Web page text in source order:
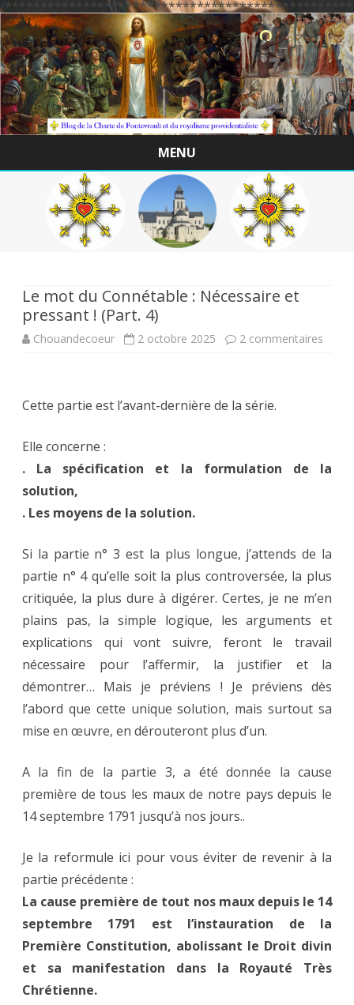
/
MENU
Skip
to
content
Le mot du Connétable : Nécessaire et
pressant ! (Part. 4)
Chouandecoeur 2 octobre 2025 2 commentaires
:
(Part.
4)
Cette partie est l’avant-dernière de la série.
Elle concerne :
. La spécification et la formulation de la
solution,
. Les moyens de la solution.
Si la partie n° 3 est la plus longue, j’attends de la
partie n° 4 qu’elle soit la plus controversée, la plus
critiquée, la plus dure à digérer. Certes, je ne m’en
plains pas, la simple logique, les arguments et
explications qui vont suivre, feront le travail
nécessaire pour l’affermir, la justifier et la
démontrer… Mais je préviens ! Je préviens dès
l’abord que cette unique solution, mais surtout sa
mise en œuvre, en dérouteront plus d’un.
A la fin de la partie 3, a été donnée la cause
première de tous les maux de notre pays depuis le
14 septembre 1791 jusqu’à nos jours..
Je la reformule ici pour vous éviter de revenir à la
partie précédente :
La cause première de tout nos maux depuis le 14
septembre 1791 est l’instauration de la
Première Constitution, abolissant le Droit divin
et sa manifestation dans la Royauté Très
Chrétienne.